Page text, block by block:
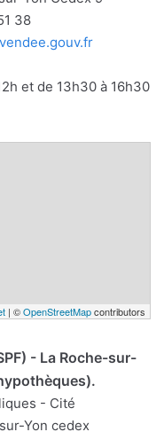
38
Site
vendee.gouv.fr
et de 13h30 à 16h30
| ©OpenStreetMapcontributors
- La Roche-sur-
- Cité
Yon cedex